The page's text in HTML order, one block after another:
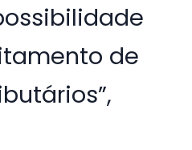
de